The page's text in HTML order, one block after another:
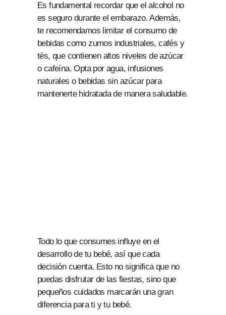
Es fundamental recordar que el alcohol no
es seguro durante el embarazo. Además,
te recomendamos limitar el consumo de
bebidas como zumos industriales, cafés y
tés, que contienen altos niveles de azúcar
o cafeína. Opta por agua, infusiones
naturales o bebidas sin azúcar para
mantenerte hidratada de manera saludable.
Todo lo que consumes influye en el
desarrollo de tu bebé, así que cada
decisión cuenta. Esto no significa que no
puedas disfrutar de las fiestas, sino que
pequeños cuidados marcarán una gran
diferencia para ti y tu bebé.